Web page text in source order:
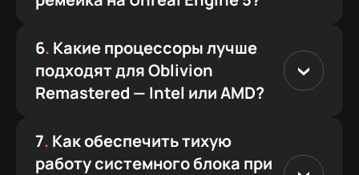
6. Какие процессоры лучше
подходят для Oblivion
Remastered — Intel или AMD?
7. Как обеспечить тихую
работу системного блока при